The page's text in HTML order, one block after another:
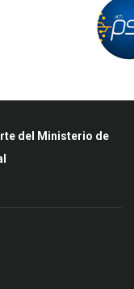
del Ministerio de